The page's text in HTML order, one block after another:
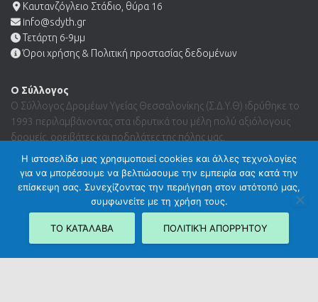
Καυτανζόγλειο Στάδιο, θύρα 16
info@sdyth.gr
Τετάρτη 6-9μμ
Όροι χρήσης & Πολιτική προστασίας δεδομένων
Ο Σύλλογος
Ο Σύλλογος Δρομέων Υγείας Θεσσαλονίκης (Σ.Δ.Υ.Θ) ιδρύθηκε το
1993 περιλαμβάνοντας στα ιδρυτικά του μέλη πολύ αξιόλογους
δρομείς, ορειβάτες και ποδηλάτες της πόλης μας.
Search …
Η ιστοσελίδα μας χρησιμοποιεί cookies και άλλες τεχνολογίες
για να μπορέσουμε να βελτιώσουμε την εμπειρία σας κατά την
επίσκεψη σας. Συνεχίζοντας την περιήγηση στον ιστότοπό μας,
συμφωνείτε με τη χρήση τους.
ΤΟ ΚΑΤΆΛΑΒΑ ΠΟΛΙΤΙΚΉ ΑΠΟΡΡΉΤΟΥ